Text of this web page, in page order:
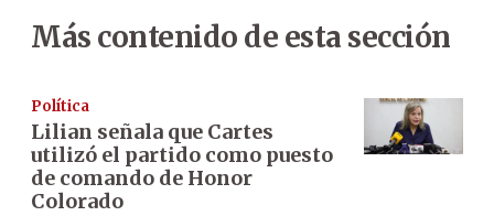
Más contenido de esta sección
Política
Lilian señala que Cartes
utilizó el partido como puesto
de comando de Honor
Colorado